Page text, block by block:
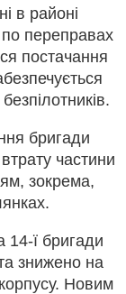
в районі
по переправах
постачання
бригади
частини
зокрема,
14-ї бригади
знижено на
Новим